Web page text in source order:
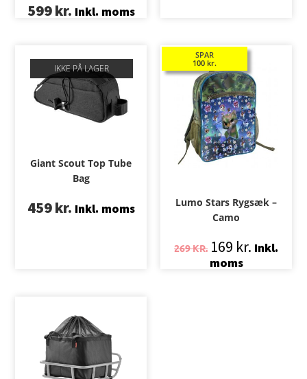
599kr. Inkl. moms
IKKE PÅ LAGER
Giant Scout Top Tube
Bag
459kr. Inkl. moms
SPAR
100 kr.
Lumo Stars Rygsæk –
Camo
269KR. 169 kr. Inkl.
moms